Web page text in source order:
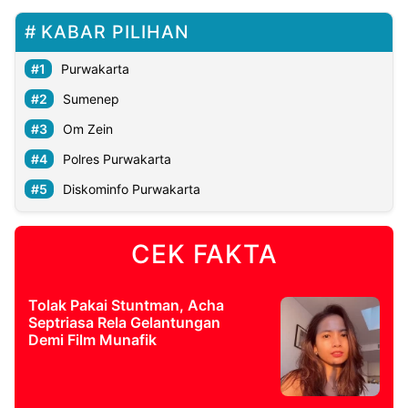
KABAR PILIHAN
Purwakarta
Sumenep
Om Zein
Polres Purwakarta
Diskominfo Purwakarta
CEK FAKTA
Tolak Pakai Stuntman, Acha
Septriasa Rela Gelantungan
Demi Film Munafik